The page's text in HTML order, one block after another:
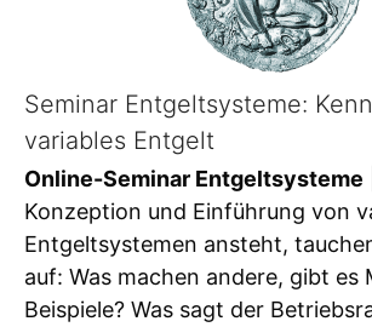
Seminar Entgeltsysteme:
variables Entgelt
Online-Seminar Entgeltsysteme
Konzeption und Einführung von
Entgeltsystemen ansteht,
auf: Was machen andere, gibt es
Beispiele? Was sagt der